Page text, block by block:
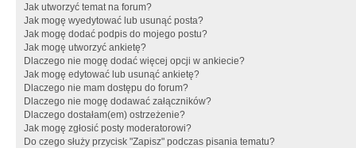
Jak utworzyć temat na forum?
Jak mogę wyedytować lub usunąć posta?
Jak mogę dodać podpis do mojego postu?
Jak mogę utworzyć ankietę?
Dlaczego nie mogę dodać więcej opcji w ankiecie?
Jak mogę edytować lub usunąć ankietę?
Dlaczego nie mam dostępu do forum?
Dlaczego nie mogę dodawać załączników?
Dlaczego dostałam(em) ostrzeżenie?
Jak mogę zgłosić posty moderatorowi?
Do czego służy przycisk "Zapisz" podczas pisania tematu?